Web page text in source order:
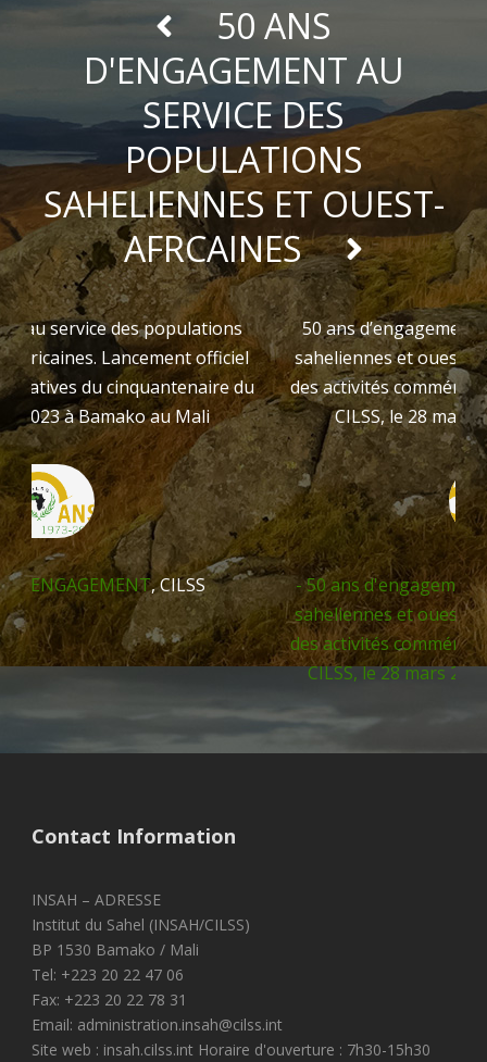
50 ANS
D'ENGAGEMENT AU
SERVICE DES
POPULATIONS
SAHELIENNES ET OUEST-
AFRCAINES
50 ans d’engagement au service des populations
saheliennes et ouest-africaines. Lancement officiel
des activités commémoratives du cinquantenaire du
CILSS, le 28 mars 2023 à Bamako au Mali
50 ans d'engagement au service des populations
saheliennes et ouest-africaines. Lancement officiel
des activités commémoratives du cinquantenaire du
CILSS, le 28 mars 2023 à Bamako au Mali,CILSS
Contact Information
INSAH – ADRESSE
Institut du Sahel (INSAH/CILSS)
BP 1530 Bamako / Mali
Tel: +223 20 22 47 06
Fax: +223 20 22 78 31
Email: administration.insah@cilss.int
Site web : insah.cilss.int Horaire d'ouverture : 7h30-15h30